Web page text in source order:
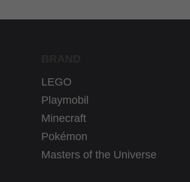
LEGO
Playmobil
Minecraft
Pokémon
Masters of the Universe